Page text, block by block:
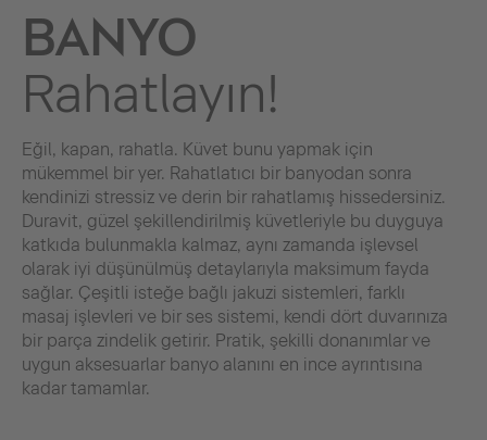
BANYO
Rahatlayın!
Eğil, kapan, rahatla. Küvet bunu yapmak için
mükemmel bir yer. Rahatlatıcı bir banyodan sonra
kendinizi stressiz ve derin bir rahatlamış hissedersiniz.
Duravit, güzel şekillendirilmiş küvetleriyle bu duyguya
katkıda bulunmakla kalmaz, aynı zamanda işlevsel
olarak iyi düşünülmüş detaylarıyla maksimum fayda
sağlar. Çeşitli isteğe bağlı jakuzi sistemleri, farklı
masaj işlevleri ve bir ses sistemi, kendi dört duvarınıza
bir parça zindelik getirir. Pratik, şekilli donanımlar ve
uygun aksesuarlar banyo alanını en ince ayrıntısına
kadar tamamlar.